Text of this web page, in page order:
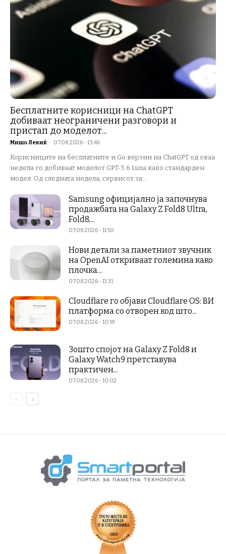
Бесплатните корисници на ChatGPT
добиваат неограничени разговори и
пристап до моделот...
Мишо Лекиќ - 07.08.2026 - 13:46
Корисниците на бесплатните и Go верзии на ChatGPT од оваа
недела го добиваат моделот GPT-5.6 Luna како стандарден
модел. Од следната недела, сервисот за...
Samsung официјално ја започнува
продажбата на Galaxy Z Fold8 Ultra,
Fold8,...
07.08.2026 - 11:50
Нови детали за паметниот звучник
на OpenAI откриваат големина како
плочка...
07.08.2026 - 11:31
Cloudflare го објави Cloudflare OS: ВИ
платформа со отворен код што...
07.08.2026 - 10:59
Зошто спојот на Galaxy Z Fold8 и
Galaxy Watch9 претставува
практичен...
07.08.2026 - 10:02